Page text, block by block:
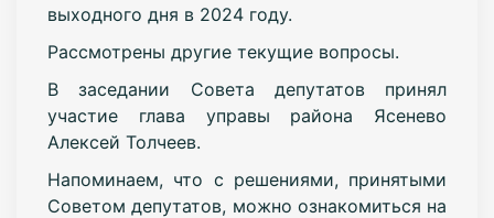
выходного дня в 2024 году.
Рассмотрены другие текущие вопросы.
В заседании Совета депутатов принял
участие глава управы района Ясенево
Алексей Толчеев.
Напоминаем, что с решениями, принятыми
Советом депутатов, можно ознакомиться на